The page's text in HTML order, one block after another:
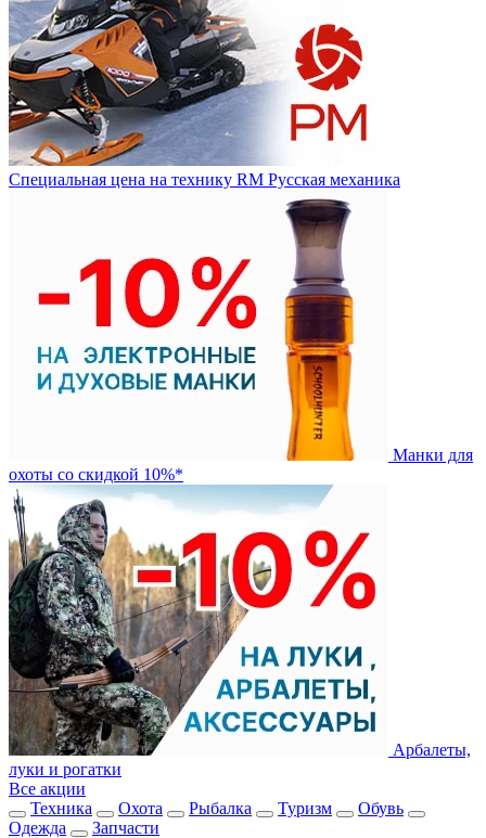
Специальная цена на технику RM Русская механика
Манки для
охоты со скидкой 10%*
Арбалеты,
луки и рогатки
Все акции
Техника
Охота Рыбалка Туризм
Обувь
Одежда
Запчасти